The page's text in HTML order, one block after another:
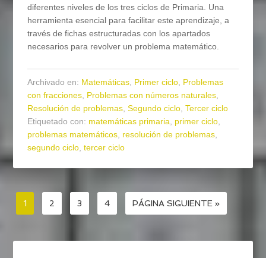
diferentes niveles de los tres ciclos de Primaria. Una
herramienta esencial para facilitar este aprendizaje, a
través de fichas estructuradas con los apartados
necesarios para revolver un problema matemático.
Archivado en: Matemáticas, Primer ciclo, Problemas
con fracciones, Problemas con números naturales,
Resolución de problemas,Segundo ciclo,Tercer ciclo
Etiquetado con: matemáticas primaria, primer ciclo,
problemas matemáticos, resolución de problemas,
segundo ciclo,tercer ciclo
1 2 3 4 PÁGINA SIGUIENTE »